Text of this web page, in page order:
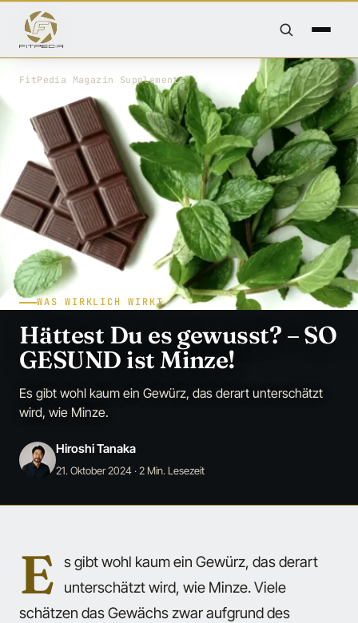
FitPedia Magazin Supplements
WAS WIRKLICH WIRKT
Hättest Du es gewusst? – SO
GESUND ist Minze!
Es gibt wohl kaum ein Gewürz, das derart unterschätzt
wird, wie Minze.
Hiroshi Tanaka
21. Oktober 2024· 2 Min. Lesezeit
E s gibt wohl kaum ein Gewürz, das derart
unterschätzt wird, wie Minze. Viele
schätzen das Gewächs zwar aufgrund des